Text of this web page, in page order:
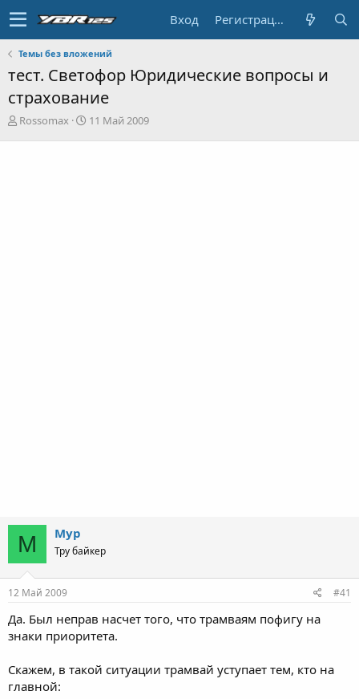
Вход Регистрация
Темы без вложений
тест. Светофор Юридические вопросы и
страхование
А
Rossomax
Д11 Май 2009
М Мур
Тру байкер
12 Май 2009 #41
Да. Был неправ насчет того, что трамваям пофигу на
знаки приоритета.
Скажем, в такой ситуации трамвай уступает тем, кто на
главной: